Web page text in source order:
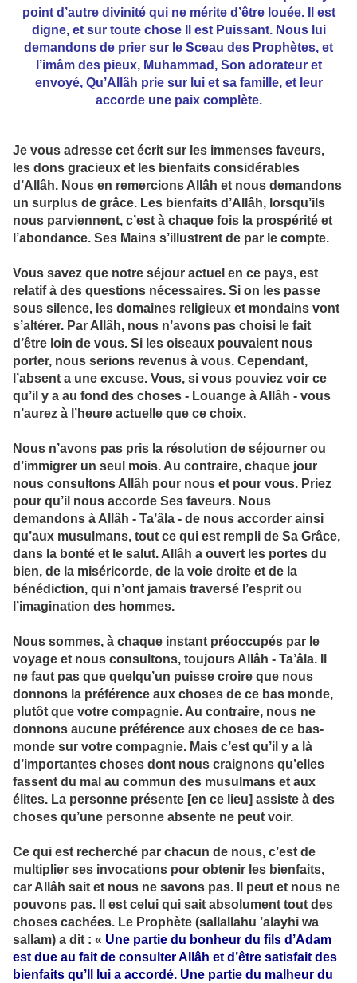
point d’autre divinité qui ne mérite d’être louée. Il est
digne, et sur toute chose Il est Puissant. Nous lui
demandons de prier sur le Sceau des Prophètes, et
l’imâm des pieux, Muhammad, Son adorateur et
envoyé, Qu’Allâh prie sur lui et sa famille, et leur
accorde une paix complète.
Je vous adresse cet écrit sur les immenses faveurs,
les dons gracieux et les bienfaits considérables
d’Allâh. Nous en remercions Allâh et nous demandons
un surplus de grâce. Les bienfaits d’Allâh, lorsqu’ils
nous parviennent, c’est à chaque fois la prospérité et
l’abondance. Ses Mains s’illustrent de par le compte.
Vous savez que notre séjour actuel en ce pays, est
relatif à des questions nécessaires. Si on les passe
sous silence, les domaines religieux et mondains vont
s’altérer. Par Allâh, nous n’avons pas choisi le fait
d’être loin de vous. Si les oiseaux pouvaient nous
porter, nous serions revenus à vous. Cependant,
l’absent a une excuse. Vous, si vous pouviez voir ce
qu’il y a au fond des choses - Louange à Allâh - vous
n’aurez à l’heure actuelle que ce choix.
Nous n’avons pas pris la résolution de séjourner ou
d’immigrer un seul mois. Au contraire, chaque jour
nous consultons Allâh pour nous et pour vous. Priez
pour qu’il nous accorde Ses faveurs. Nous
demandons à Allâh - Ta’âla - de nous accorder ainsi
qu’aux musulmans, tout ce qui est rempli de Sa Grâce,
dans la bonté et le salut. Allâh a ouvert les portes du
bien, de la miséricorde, de la voie droite et de la
bénédiction, qui n’ont jamais traversé l’esprit ou
l’imagination des hommes.
Nous sommes, à chaque instant préoccupés par le
voyage et nous consultons, toujours Allâh - Ta’âla. Il
ne faut pas que quelqu’un puisse croire que nous
donnons la préférence aux choses de ce bas monde,
plutôt que votre compagnie. Au contraire, nous ne
donnons aucune préférence aux choses de ce bas-
monde sur votre compagnie. Mais c’est qu’il y a là
d’importantes choses dont nous craignons qu’elles
fassent du mal au commun des musulmans et aux
élites. La personne présente [en ce lieu] assiste à des
choses qu’une personne absente ne peut voir.
Ce qui est recherché par chacun de nous, c’est de
multiplier ses invocations pour obtenir les bienfaits,
car Allâh sait et nous ne savons pas. Il peut et nous ne
pouvons pas. Il est celui qui sait absolument tout des
choses cachées. Le Prophète (sallallahu ’alayhi wa
sallam) a dit : « Une partie du bonheur du fils d’Adam
est due au fait de consulter Allâh et d’être satisfait des
bienfaits qu’Il lui a accordé. Une partie du malheur du